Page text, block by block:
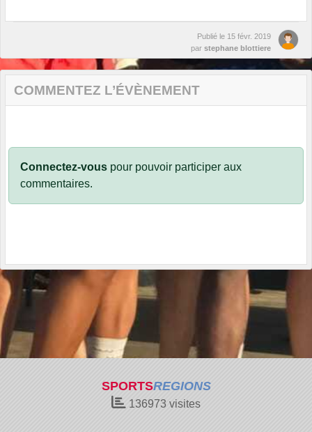
Publié le 15 févr. 2019
par stephane blottiere
COMMENTEZ L’ÉVÈNEMENT
Connectez-vous pour pouvoir participer aux
commentaires.
SPORTSREGIONS
136973 visites